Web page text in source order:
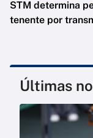
STM determina
tenente por
Últimas